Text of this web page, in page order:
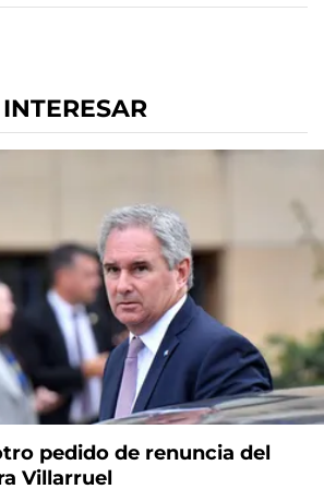
pedido de renuncia del
Villarruel